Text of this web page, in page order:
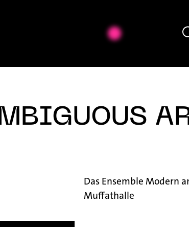
Das Ensemble Modern
Muffathalle